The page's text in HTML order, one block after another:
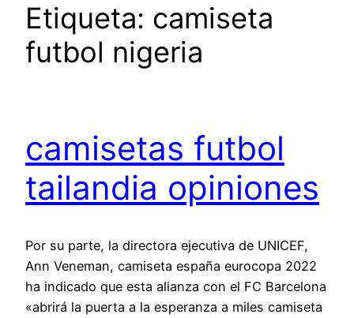
Etiqueta: camiseta
futbol nigeria
camisetas futbol
tailandia opiniones
Por su parte, la directora ejecutiva de UNICEF,
Ann Veneman, camiseta españa eurocopa 2022
ha indicado que esta alianza con el FC Barcelona
«abrirá la puerta a la esperanza a miles camiseta